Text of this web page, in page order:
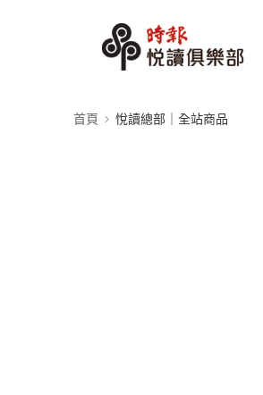
首頁 悅讀總部｜全站商品